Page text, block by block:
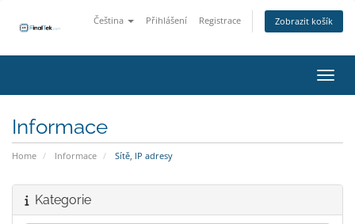
Čeština Přihlášení Registrace Zobrazit košík
Informace
Home Informace Sítě, IP adresy
Kategorie